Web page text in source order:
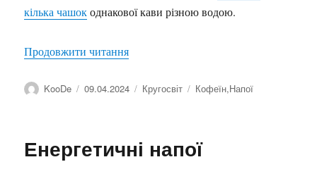
кілька чашокоднакової кави різною водою.
Продовжити читання“Вплив води на смак кави”
Автор
KooDe Оприлюднено
09.04.2024 Категорії
Кругосвіт Позначки
Кофеїн,Напої
Енергетичні напої